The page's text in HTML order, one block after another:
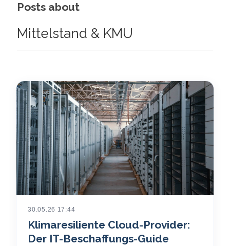
Posts about
Mittelstand & KMU
30.05.26 17:44
Klimaresiliente Cloud-Provider:
Der IT-Beschaffungs-Guide